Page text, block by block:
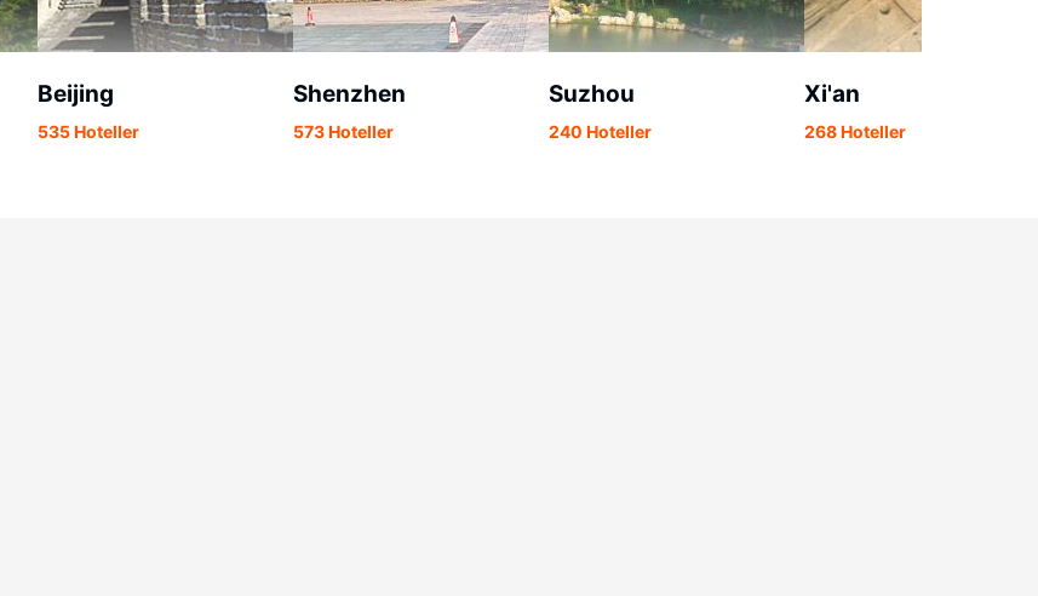
Beijing
535 Hoteller
Shenzhen
573 Hoteller
Suzhou
240 Hoteller
Xi'an
268 Hoteller